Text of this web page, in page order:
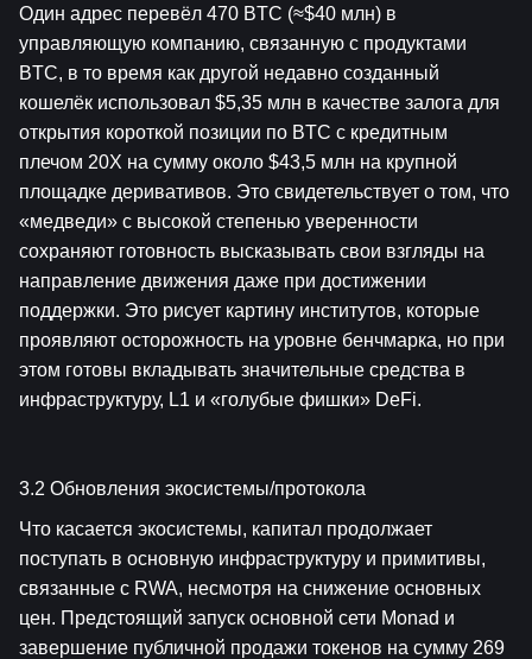
Один адрес перевёл 470 BTC (≈$40 млн) в
управляющую компанию, связанную с продуктами
BTC, в то время как другой недавно созданный
кошелёк использовал $5,35 млн в качестве залога для
открытия короткой позиции по BTC с кредитным
плечом 20X на сумму около $43,5 млн на крупной
площадке деривативов. Это свидетельствует о том, что
«медведи» с высокой степенью уверенности
сохраняют готовность высказывать свои взгляды на
направление движения даже при достижении
поддержки. Это рисует картину институтов, которые
проявляют осторожность на уровне бенчмарка, но при
этом готовы вкладывать значительные средства в
инфраструктуру, L1 и «голубые фишки» DeFi.
3.2 Обновления экосистемы/протокола
Что касается экосистемы, капитал продолжает
поступать в основную инфраструктуру и примитивы,
связанные с RWA, несмотря на снижение основных
цен. Предстоящий запуск основной сети Monad и
завершение публичной продажи токенов на сумму 269